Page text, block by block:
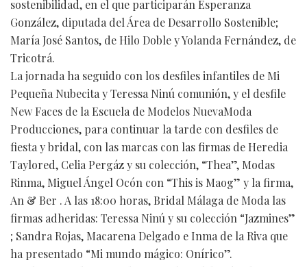
sostenibilidad, en el que participarán Esperanza
González, diputada del Área de Desarrollo Sostenible;
María José Santos, de Hilo Doble y Yolanda Fernández, de
Tricotrá.
La jornada ha seguido con los desfiles infantiles de Mi
Pequeña Nubecita y Teressa Ninú comunión, y el desfile
New Faces de la Escuela de Modelos NuevaModa
Producciones, para continuar la tarde con desfiles de
fiesta y bridal, con las marcas con las firmas de Heredia
Taylored, Celia Pergáz y su colección, “Thea”, Modas
Rinma, Miguel Ángel Ocón con “This is Maog” y la firma,
An & Ber . A las 18:00 horas, Bridal Málaga de Moda las
firmas adheridas: Teressa Ninú y su colección “Jazmines”
; Sandra Rojas, Macarena Delgado e Inma de la Riva que
ha presentado “Mi mundo mágico: Onírico”.